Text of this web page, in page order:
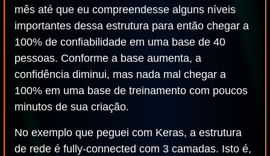
mês até que eu compreendesse alguns níveis
importantes dessa estrutura para então chegar a
100% de confiabilidade em uma base de 40
pessoas. Conforme a base aumenta, a
confidência diminui, mas nada mal chegar a
100% em uma base de treinamento com poucos
minutos de sua criação.
No exemplo que peguei com Keras, a estrutura
de rede é fully-connected com 3 camadas. Isto é,